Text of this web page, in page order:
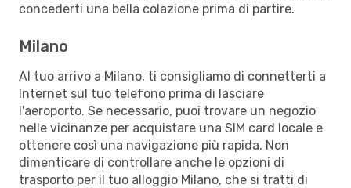
concederti una bella colazione prima di partire.
Milano
Al tuo arrivo a Milano, ti consigliamo di connetterti a
Internet sul tuo telefono prima di lasciare
l'aeroporto. Se necessario, puoi trovare un negozio
nelle vicinanze per acquistare una SIM card locale e
ottenere così una navigazione più rapida. Non
dimenticare di controllare anche le opzioni di
trasporto per il tuo alloggio Milano, che si tratti di